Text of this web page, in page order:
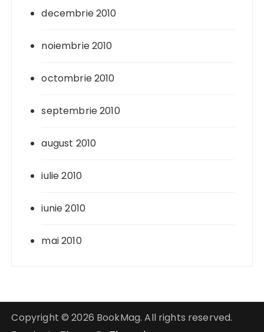
decembrie 2010
noiembrie 2010
octombrie 2010
septembrie 2010
august 2010
iulie 2010
iunie 2010
mai 2010
Copyright © 2026 BookMag. All rights reserved.